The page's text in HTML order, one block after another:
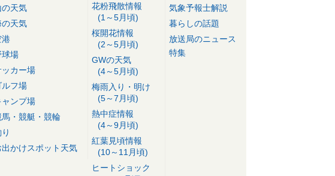
の天気
の天気
港
球場
ッカー場
ルフ場
ャンプ場
馬・競艇・競輪
出かけスポット天気
花粉飛散情報
(1～5月頃)
桜開花情報
(2～5月頃)
GWの天気
(4～5月頃)
梅雨入り・明け
(5～7月頃)
熱中症情報
(4～9月頃)
紅葉見頃情報
(10～11月頃)
ヒートショック
気象予報士解説
暮らしの話題
放送局のニュース
特集